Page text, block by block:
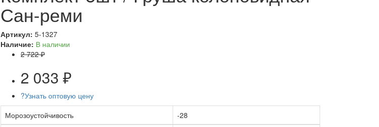
Сан-реми
Артикул: 5-1327
Наличие: В наличии
2 722 ₽
2 033 ₽
?Узнать оптовую цену
Морозоустойчивость
-28